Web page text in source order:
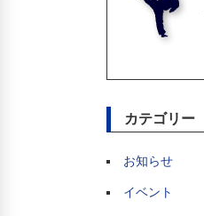
カテゴリー
お知らせ
イベント